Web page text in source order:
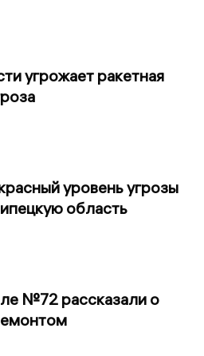
угрожает ракетная
уровень угрозы
область
№72 рассказали о